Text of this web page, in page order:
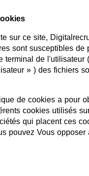
sur ce site,
sont susceptibles de
terminal de l'utilisateur
» ) des fichiers
de cookies a pour
cookies utilisés
qui placent ces
pouvez Vous opposer